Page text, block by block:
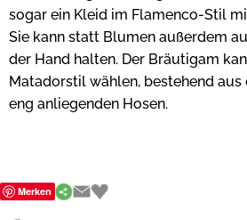
sogar ein Kleid im Flamenco-Stil
Sie kann statt Blumen außerdem
der Hand halten. Der Bräutigam
Matadorstil wählen, bestehend
eng anliegenden Hosen.
Merken